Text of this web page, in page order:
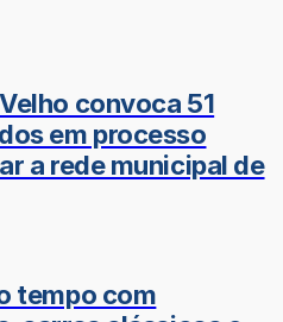
convoca 51
em processo
a rede municipal de
tempo com